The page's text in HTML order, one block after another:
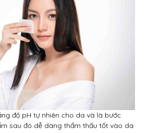
độ pH tự nhiên cho da và là bước
sau đó dễ dàng thẩm thấu tốt vào da